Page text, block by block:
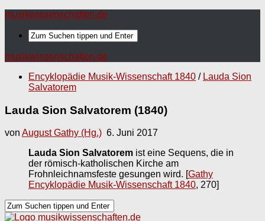
musikwissenschaften.de
musikwissenschaften.de
Encyklopädie Musik-Wissenschaft 1840 / Lauda Sion
Salvatorem
Lauda Sion Salvatorem (1840)
von August Gathy (Hg.) 6. Juni 2017
Lauda Sion Salvatorem ist eine Sequens, die in
der römisch-katholischen Kirche am
Frohnleichnamsfeste gesungen wird. [Gathy
Encyklopädie Musik-Wissenschaft 1840, 270]